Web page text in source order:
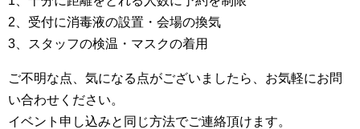
2、受付に消毒液の設置・会場の換気
3、スタッフの検温・マスクの着用
ご不明な点、気になる点がございましたら、お気軽にお問
い合わせください。
イベント申し込みと同じ方法でご連絡頂けます。